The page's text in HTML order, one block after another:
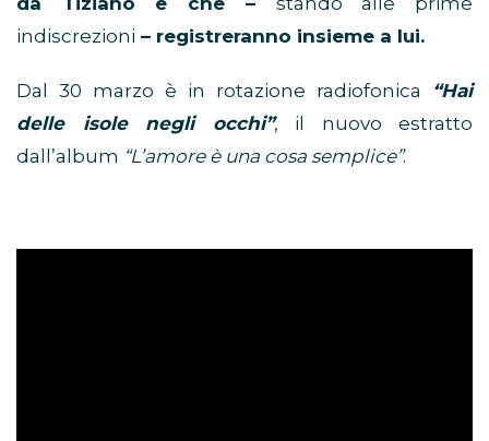
indiscrezioni – registreranno insieme a lui.
Dal 30 marzo è in rotazione radiofonica “Hai
delle isole negli occhi”, il nuovo estratto
dall’album “L’amore è una cosa semplice”.